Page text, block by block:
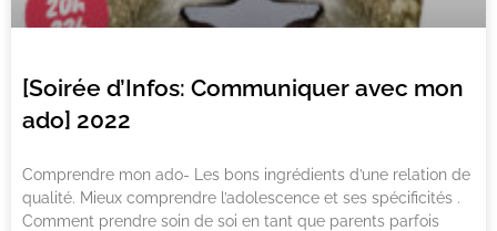
[Soirée d’Infos: Communiquer avec mon
ado] 2022
Comprendre mon ado- Les bons ingrédients d’une relation de
qualité. Mieux comprendre l’adolescence et ses spécificités .
Comment prendre soin de soi en tant que parents parfois